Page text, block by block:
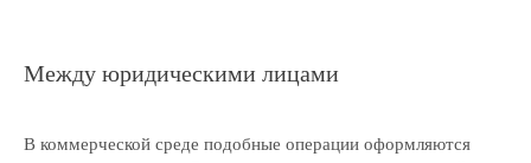
Между юридическими лицами
В коммерческой среде подобные операции оформляются